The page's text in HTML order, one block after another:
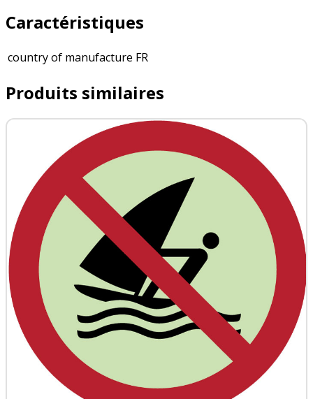
Caractéristiques
country of manufacture FR
Produits similaires